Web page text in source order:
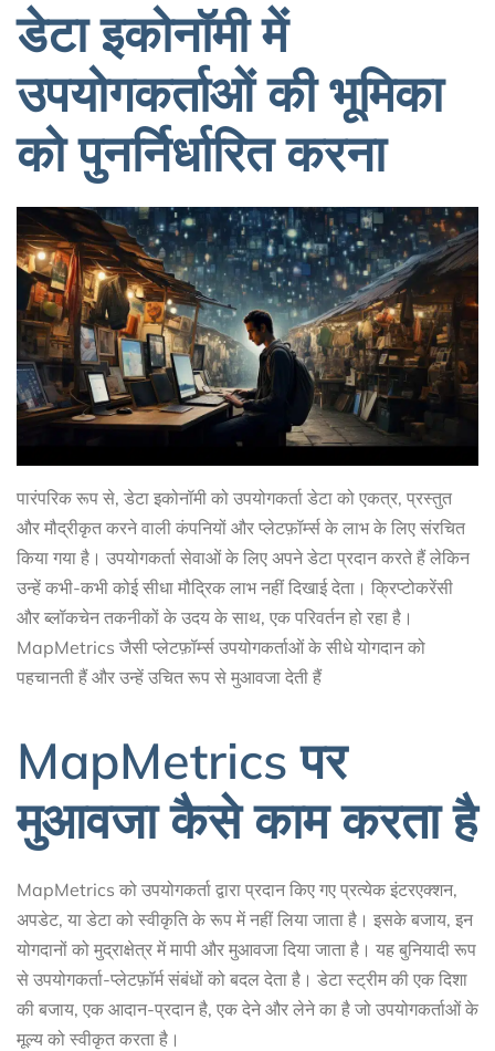
डेटा इकोनॉमी में
उपयोगकर्ताओं की भूमिका
को पुनर्निर्धारित करना
पारंपरिक रूप से, डेटा इकोनॉमी को उपयोगकर्ता डेटा को एकत्र, प्रस्तुत
और मौद्रीकृत करने वाली कंपनियों और प्लेटफ़ॉर्म्स के लाभ के लिए संरचित
किया गया है। उपयोगकर्ता सेवाओं के लिए अपने डेटा प्रदान करते हैं लेकिन
उन्हें कभी-कभी कोई सीधा मौद्रिक लाभ नहीं दिखाई देता। क्रिप्टोकरेंसी
और ब्लॉकचेन तकनीकों के उदय के साथ, एक परिवर्तन हो रहा है।
MapMetrics जैसी प्लेटफ़ॉर्म्स उपयोगकर्ताओं के सीधे योगदान को
पहचानती हैं और उन्हें उचित रूप से मुआवजा देती हैं
MapMetrics पर
मुआवजा कैसे काम करता है
MapMetrics को उपयोगकर्ता द्वारा प्रदान किए गए प्रत्येक इंटरएक्शन,
अपडेट, या डेटा को स्वीकृति के रूप में नहीं लिया जाता है। इसके बजाय, इन
योगदानों को मुद्राक्षेत्र में मापी और मुआवजा दिया जाता है। यह बुनियादी रूप
से उपयोगकर्ता-प्लेटफ़ॉर्म संबंधों को बदल देता है। डेटा स्ट्रीम की एक दिशा
की बजाय, एक आदान-प्रदान है, एक देने और लेने का है जो उपयोगकर्ताओं के
मूल्य को स्वीकृत करता है।